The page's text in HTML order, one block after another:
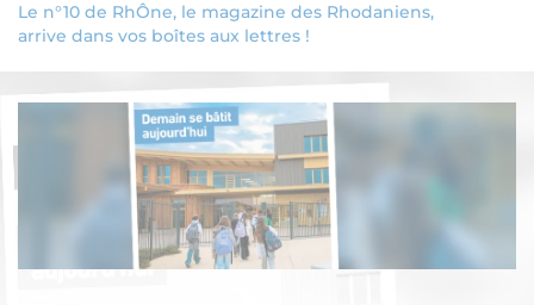
Le n°10 de RhÔne, le magazine des Rhodaniens,
arrive dans vos boîtes aux lettres !